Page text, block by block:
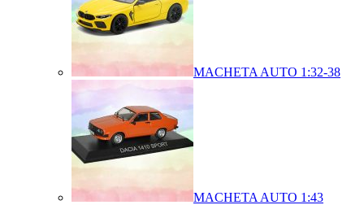
MACHETA AUTO 1:32-38
MACHETA AUTO 1:43